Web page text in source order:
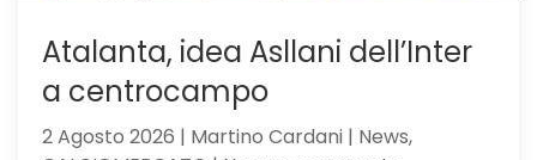
Atalanta, idea Asllani dell’Inter
a centrocampo
2 Agosto 2026 | Martino Cardani | News,